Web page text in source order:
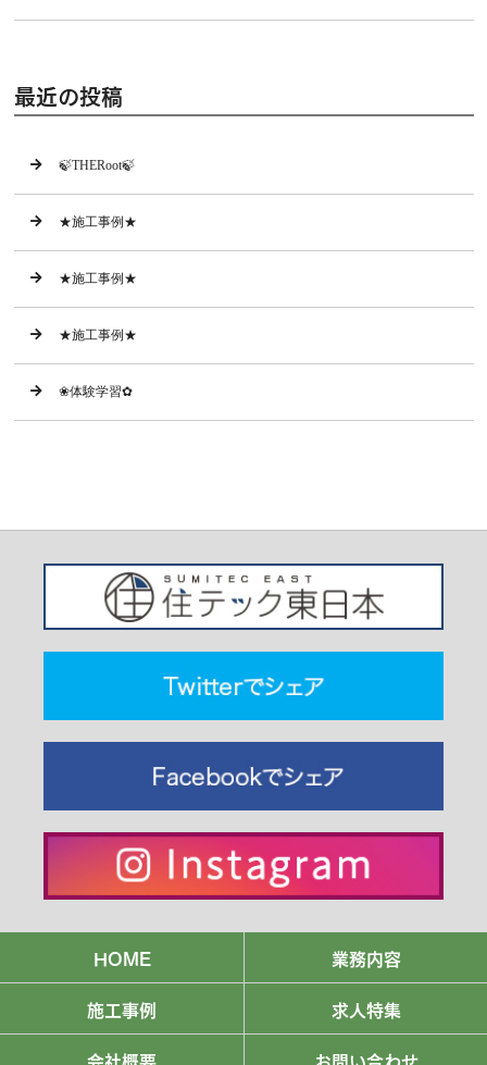
最近の投稿
🍃THERoot🍃
★施工事例★
★施工事例★
★施工事例★
❀体験学習✿
HOME
業務内容
施工事例
求人特集
会社概要
お問い合わせ